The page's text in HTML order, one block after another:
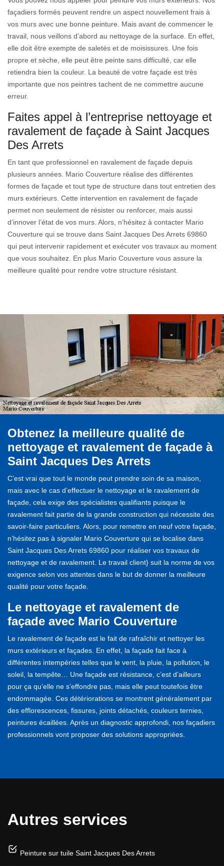
façadiers formés peuvent rendre un aspect nouvellement frais à
vos murs avec une bonne peinture. Mais avant de commencer le
travail, nous veillons d’abord au nettoyage de la surface. En effet,
elle doit être exempte de saletés et de moisissures. Une fois
propre et sèche, elle peut être peinte sans difficulté, car elle
retiendra bien la couleur. La beauté de votre façade est très
importante que nos peintres tachent de ne commettre aucune
erreur.
Faites appel à l’entreprise nettoyage et
ravalement de façade à Saint Jacques
Des Arrets
En tant que professionnel en ravalement de façade depuis
plusieurs années. Mario Couverture réalise des différentes
formes de façade et tout type de structure dans tout entretien des
murs extérieurs. Cette intervention en ravalement de façade
permet non seulement de résister ou renforcer, mais aussi
d’innover l’état de vos murs. Alors, n’hésitez à contacter Mario
Couverture qui se trouve dans Saint Jacques Des Arrets 69860
qui peut intervenir rapidement et exécuter vos travaux au moment
que vous souhaitez. En plus Mario Couverture vous assure la
meilleure qualité pour rendre votre structure résistant.
Obtenez la meilleure qualité de
nettoyage et ravalement de façade à
Saint Jacques Des Arrets
C’est vrai que tout le monde peut prendre soin de sa maison,
mais avec le cas d’effectuer le nettoyage et le ravalement de
façade, cela exige des spécialistes qualifiants puisque le
ravalement fait partie de la grande construction qui nécessite des
savoir-faire particuliers. Alors, pour remettre en neuf votre façade,
n’hésitez pas à signaler Mario Couverture qui se localise dans
Saint Jacques Des Arrets 69860 pour réaliser vos travaux de
nettoyage et de ravalement. Le travail client} suit la norme de vos
exigence selon vos attentes dans le but de donner la meilleure
qualité pour votre façade.
Le nettoyage et ravalement de
façade avec Mario Couverture
Le ravalement de façade est le fait de rafraîchir et nettoyer les
murs extérieurs et façades. En effet, la façade fait face à
différentes intempéries telles que le vent, la pluie, la pollution, le
soleil, la tempête… Une façade est résistance, c’est d’ailleurs
pour ça qu’elle ne s’effondre pas, mais elle peut toutefois être
endommagée. Ces détériorations se montrent généralement par
des efflorescences, fissures, joints détachés, couleurs ternies,
peintures écaillées. Après un diagnostic approfondi, nos façadiers
professionnels vont proposer des solutions appropriées.
Autres services
Peinture sur tuile Saint Jacques Des Arrets